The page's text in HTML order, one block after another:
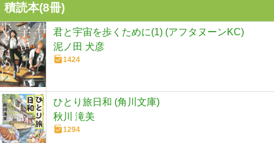
積読本(8冊)
君と宇宙を歩くために(1) (アフタヌーンKC)
泥ノ田 犬彦
1424
ひとり旅日和 (角川文庫)
秋川 滝美
1294